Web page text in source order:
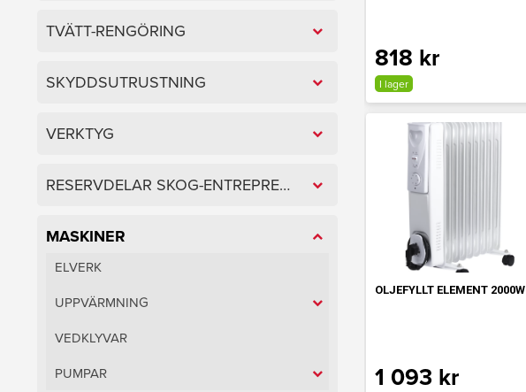
TVÄTT-RENGÖRING
SKYDDSUTRUSTNING
VERKTYG
RESERVDELAR SKOG-ENTREPRENAD
MASKINER
ELVERK
UPPVÄRMNING
VEDKLYVAR
PUMPAR
818 kr
I lager
OLJEFYLLT ELEMENT 2000W
1 093 kr